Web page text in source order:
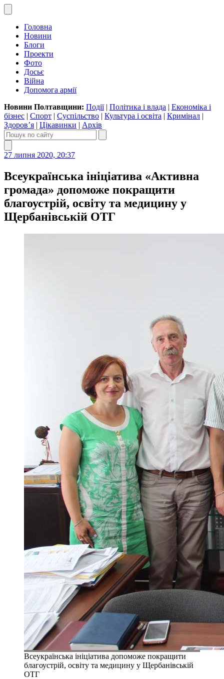
Головна
Новини
Блоги
Проекти
Фото
Досьє
Війна
Допомога армії
Новини Полтавщини: Події| Політика і влада | Економіка і
бізнес | Спорт | Суспільство | Культура і освіта | Кримінал |
Здоров’я | Цікавинки | Архів
27 липня 2020, 20:37
Всеукраїнська ініціатива «Активна
громада» допоможе покращити
благоустрій, освіту та медицину у
Щербанівській ОТГ
Всеукраїнська ініціатива допоможе покращити
благоустрій, освіту та медицину у Щербанівській
ОТГ